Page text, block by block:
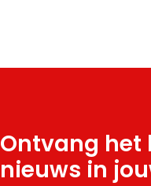
Ontvang het
nieuws in